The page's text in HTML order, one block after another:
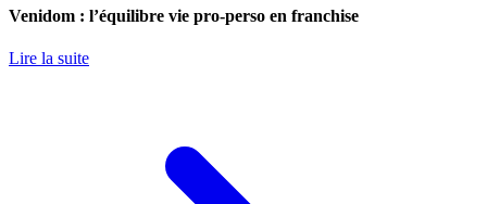
Venidom : l’équilibre vie pro-perso en franchise
Lire la suite